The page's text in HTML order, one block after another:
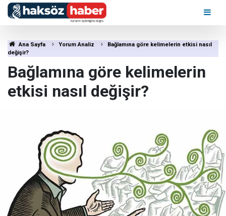
Ana Sayfa Yorum Analiz
Bağlamına göre kelimelerin etkisi nasıl
değişir?
Bağlamına göre kelimelerin
etkisi nasıl değişir?